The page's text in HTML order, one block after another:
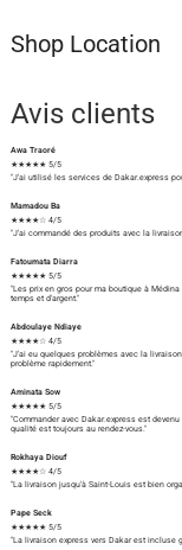
Shop Location
Avis clients
Awa Traoré
★★★★★ 5/5
"J'ai utilisé les services de Dakar.express
Mamadou Ba
★★★★☆ 4/5
"J'ai commandé des produits avec la
Fatoumata Diarra
★★★★★ 5/5
"Les prix en gros pour ma boutique à
temps et d'argent."
Abdoulaye Ndiaye
★★★★☆ 4/5
"J'ai eu quelques problèmes avec la
problème rapidement."
Aminata Sow
★★★★★ 5/5
"Commander avec Dakar.express est
qualité est toujours au rendez-vous."
Rokhaya Diouf
★★★★☆ 4/5
"La livraison jusqu'à Saint-Louis est bien
Pape Seck
★★★★★ 5/5
"La livraison express vers Dakar est incluse